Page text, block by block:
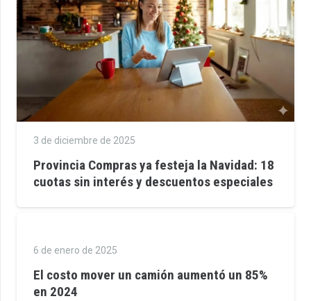
3 de diciembre de 2025
Provincia Compras ya festeja la Navidad: 18
cuotas sin interés y descuentos especiales
6 de enero de 2025
El costo mover un camión aumentó un 85%
en 2024